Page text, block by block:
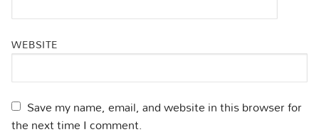
WEBSITE
Save my name, email, and website in this browser for
the next time I comment.